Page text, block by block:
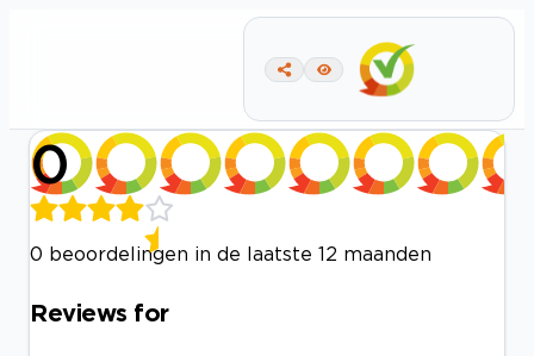
0
0 beoordelingen in de laatste 12 maanden
Reviews for